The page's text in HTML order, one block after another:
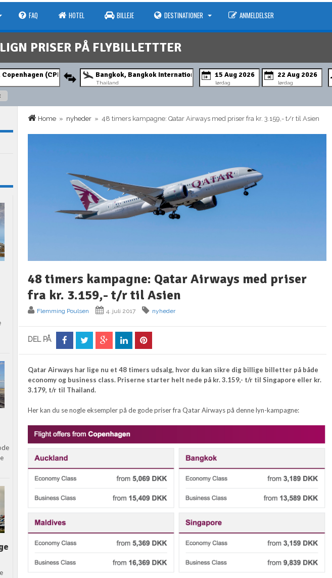
FAQ HOTEL BILLEJE DESTINATIONER ANMELDELSER
PRISER PÅ FLYBILLETTTER
Thailand lørdag lørdag
Home » nyheder » 48 timers kampagne: Qatar Airways med priser fra kr. 3.159,- t/r til Asien
48 timers kampagne: Qatar Airways med priser
fra kr. 3.159,- t/r til Asien
Flemming Poulsen 4. juli 2017 nyheder
DEL PÅ
Qatar Airways har lige nu et 48 timers udsalg, hvor du kan sikre dig billige billetter på både
economy og business class. Priserne starter helt nede på kr. 3.159,- t/r til Singapore eller kr.
3.179, t/r til Thailand.
Her kan du se nogle eksempler på de gode priser fra Qatar Airways på denne lyn-kampagne: